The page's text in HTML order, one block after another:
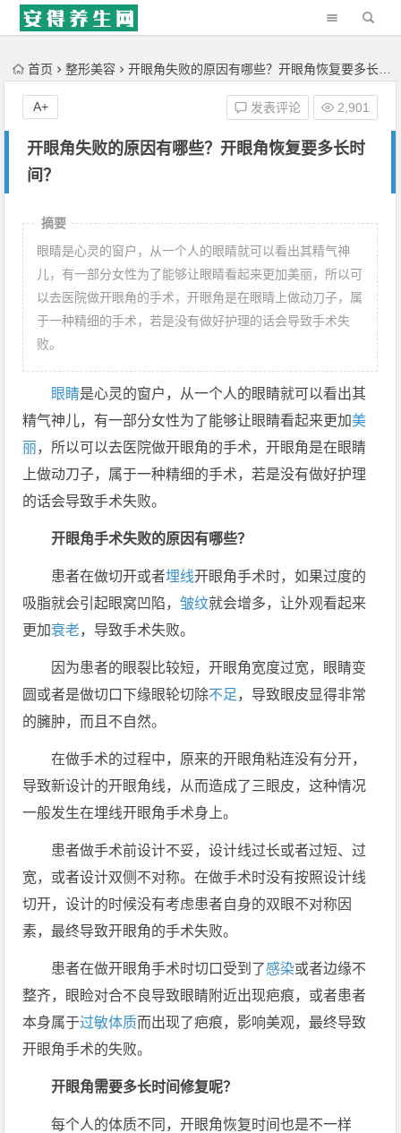
'); })();
首页 整形美容 开眼角失败的原因有哪些？开眼角恢复要多长时间？
开眼角失败的原因有哪些？开眼角恢复要多长时
间？
发表评论 2,901
A+
摘要
眼睛是心灵的窗户，从一个人的眼睛就可以看出其精气神
儿，有一部分女性为了能够让眼睛看起来更加美丽，所以可
以去医院做开眼角的手术，开眼角是在眼睛上做动刀子，属
于一种精细的手术，若是没有做好护理的话会导致手术失
败。
眼睛是心灵的窗户，从一个人的眼睛就可以看出其
精气神儿，有一部分女性为了能够让眼睛看起来更加美
丽，所以可以去医院做开眼角的手术，开眼角是在眼睛
上做动刀子，属于一种精细的手术，若是没有做好护理
的话会导致手术失败。
开眼角手术失败的原因有哪些？
患者在做切开或者埋线开眼角手术时，如果过度的
吸脂就会引起眼窝凹陷，皱纹就会增多，让外观看起来
更加衰老，导致手术失败。
因为患者的眼裂比较短，开眼角宽度过宽，眼睛变
圆或者是做切口下缘眼轮切除不足 ，导致眼皮显得非常
的臃肿，而且不自然。
在做手术的过程中，原来的开眼角粘连没有分开，
导致新设计的开眼角线，从而造成了三眼皮，这种情况
一般发生在埋线开眼角手术身上。
患者做手术前设计不妥，设计线过长或者过短、过
宽，或者设计双侧不对称。在做手术时没有按照设计线
切开，设计的时候没有考虑患者自身的双眼不对称因
素，最终导致开眼角的手术失败。
患者在做开眼角手术时切口受到了感染或者边缘不
整齐，眼睑对合不良导致眼睛附近出现疤痕，或者患者
本身属于过敏体质而出现了疤痕，影响美观，最终导致
开眼角手术的失败。
开眼角需要多长时间修复呢？
每个人的体质不同，开眼角恢复时间也是不一样